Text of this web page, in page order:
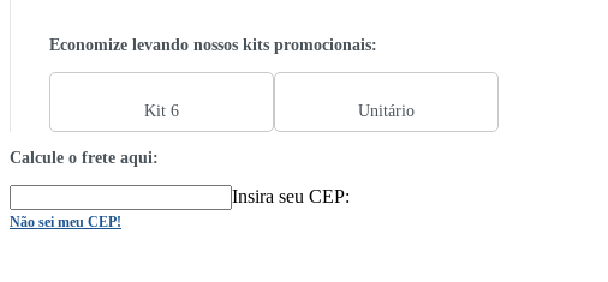
Economize levando nossos kits promocionais:
Kit 6 Unitário
Calcule o frete aqui:
Insira seu CEP:
Não sei meu CEP!